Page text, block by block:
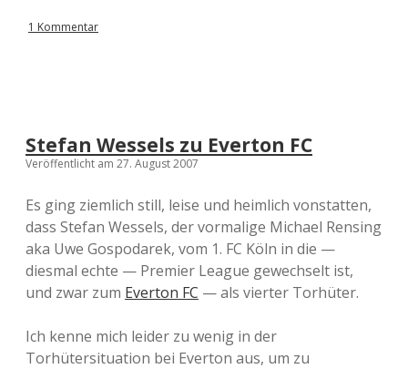
1 Kommentar
Stefan Wessels zu Everton FC
Veröffentlicht am 27. August 2007
Es ging ziemlich still, leise und heimlich vonstatten,
dass Stefan Wessels, der vormalige Michael Rensing
aka Uwe Gospodarek, vom 1. FC Köln in die —
diesmal echte — Premier League gewechselt ist,
und zwar zum Everton FC — als vierter Torhüter.
Ich kenne mich leider zu wenig in der
Torhütersituation bei Everton aus, um zu